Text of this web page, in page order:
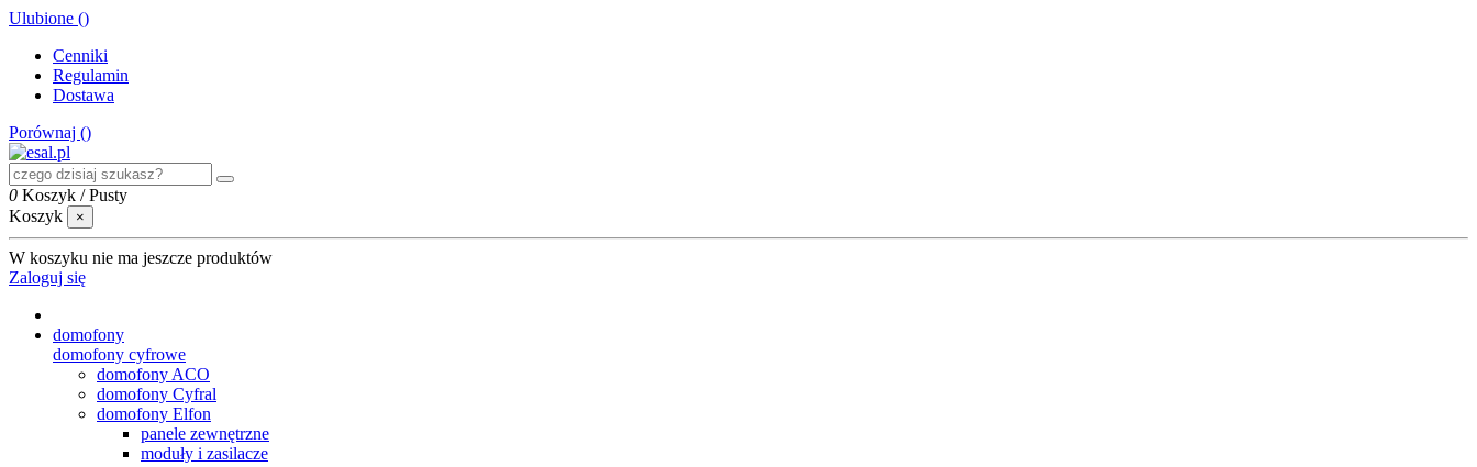
Ulubione ()
Cenniki
Regulamin
Dostawa
Porównaj ()
0 Koszyk /Pusty
Koszyk
×
W koszyku nie ma jeszcze produktów
Zaloguj się
domofony
domofony cyfrowe
domofony ACO
domofony Cyfral
domofony Elfon
panele zewnętrzne
moduły i zasilacze